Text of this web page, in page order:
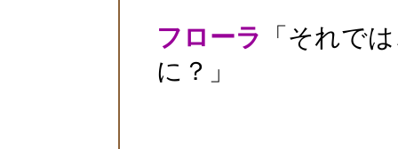
フローラ
「それで
に？」